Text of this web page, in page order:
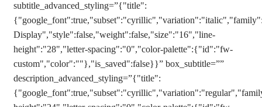
subtitle_advanced_styling=”{"title":
Display","style":false,"weight":false,"size":"16","line-
height":"28","letter-spacing":"0","color-palette":{"id":"fw-
custom","color":""},"is_saved":false}}” box_subtitle=””
description_advanced_styling=”{"title":